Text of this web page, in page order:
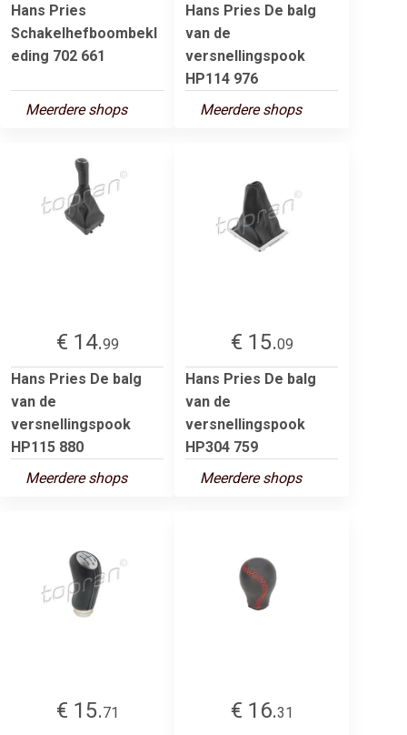
Hans Pries
Schakelhefboombekl
eding 702 661
Meerdere shops
Hans Pries De balg
van de
versnellingspook
HP114 976
Meerdere shops
€ 14.99
Hans Pries De balg
van de
versnellingspook
HP115 880
Meerdere shops
€ 15.09
Hans Pries De balg
van de
versnellingspook
HP304 759
Meerdere shops
€ 15.71 € 16.31